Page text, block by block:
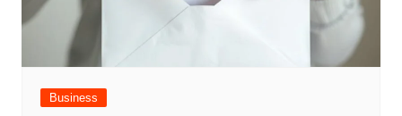
Business